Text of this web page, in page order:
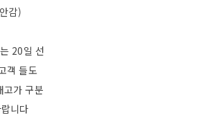
감)
20일 선
객 들도
고가 구분
니다